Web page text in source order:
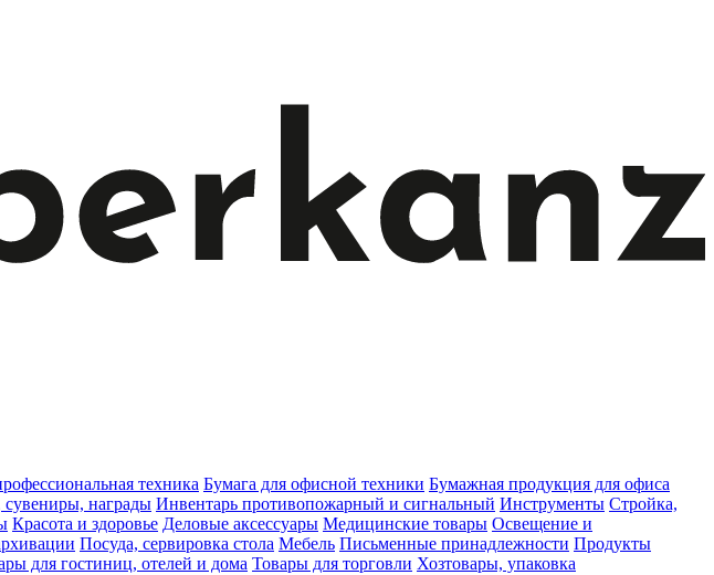
техника Бумага для офисной техники Бумажная продукция для офиса
награды Инвентарь противопожарный и сигнальный Инструменты Стройка,
Красота и здоровье Деловые аксессуары Медицинские товары Освещение и
Посуда, сервировка стола Мебель Письменные принадлежности Продукты
для гостиниц, отелей и дома Товары для торговли Хозтовары, упаковка